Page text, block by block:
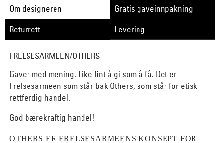
Om designeren
Gratis gaveinnpakning
Returrett
Levering
FRELSESARMEEN/OTHERS
Gaver med mening. Like fint å gi som å få. Det er
Frelsesarmeen som står bak Others, som står for etisk
rettferdig handel.
God bærekraftig handel!
OTHERS ER FRELSESARMEENS KONSEPT FOR